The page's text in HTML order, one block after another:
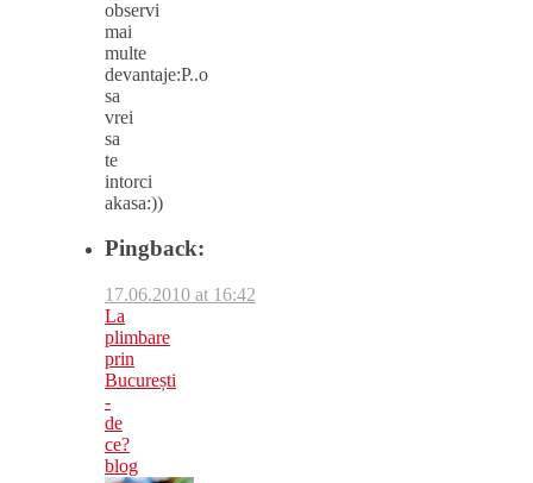
observi
mai
multe
devantaje:P..o
sa
vrei
sa
te
intorci
akasa:))
Pingback:
17.06.2010 at 16:42
La
plimbare
prin
București
-
de
ce?
blog